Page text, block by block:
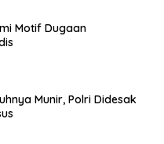
Motif Dugaan
Munir, Polri Didesak